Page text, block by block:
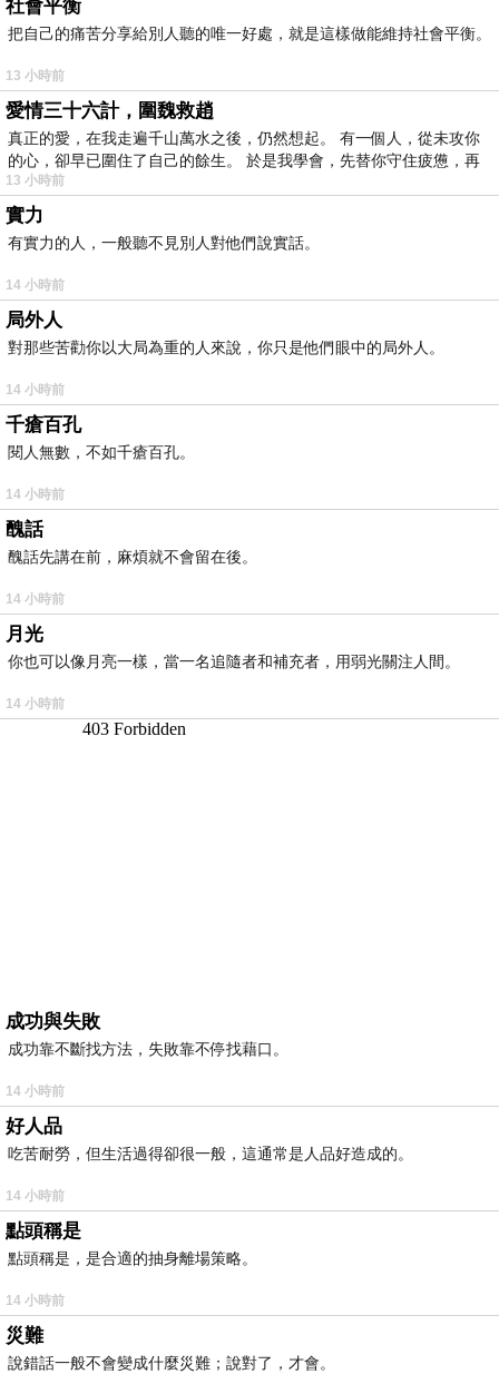
社會平衡
把自己的痛苦分享給別人聽的唯一好處，就是這樣做能維持社會平衡。
13 小時前
愛情三十六計，圍魏救趙
真正的愛，在我走遍千山萬水之後，仍然想起。 有一個人，從未攻你
的心，卻早已圍住了自己的餘生。 於是我學會，先替你守住疲憊，再
13 小時前
實力
有實力的人，一般聽不見別人對他們說實話。
14 小時前
局外人
對那些苦勸你以大局為重的人來說，你只是他們眼中的局外人。
14 小時前
千瘡百孔
閱人無數，不如千瘡百孔。
14 小時前
醜話
醜話先講在前，麻煩就不會留在後。
14 小時前
月光
你也可以像月亮一樣，當一名追隨者和補充者，用弱光關注人間。
14 小時前
成功與失敗
成功靠不斷找方法，失敗靠不停找藉口。
14 小時前
好人品
吃苦耐勞，但生活過得卻很一般，這通常是人品好造成的。
14 小時前
點頭稱是
點頭稱是，是合適的抽身離場策略。
14 小時前
災難
說錯話一般不會變成什麼災難；說對了，才會。